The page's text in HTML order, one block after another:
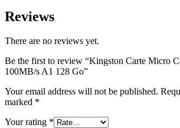
Reviews
There are no reviews yet.
Be the first to review “Kingston Carte Micro
100MB/s A1 128 Go”
Your email address will not be published.
marked *
Your rating *